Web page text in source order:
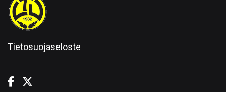
Tietosuojaseloste